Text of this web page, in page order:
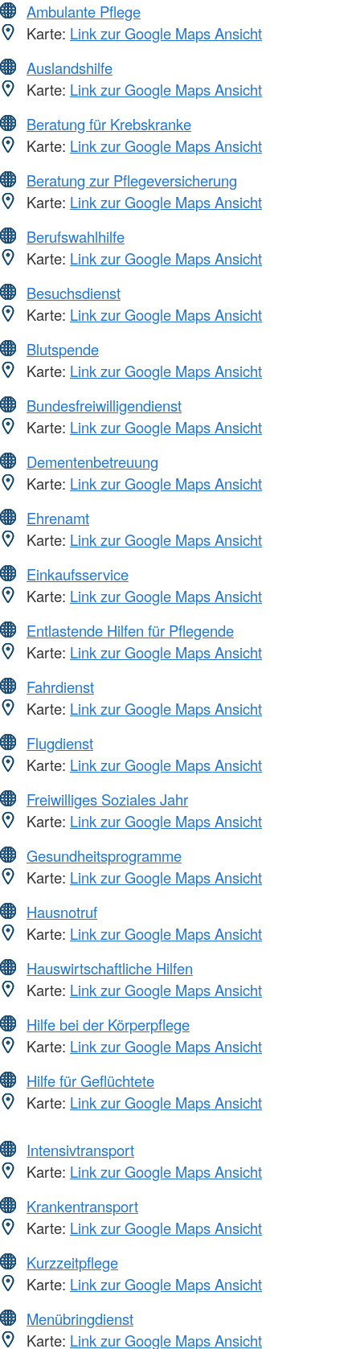
Ambulante Pflege
Karte: Link zur Google Maps Ansicht
Auslandshilfe
Karte: Link zur Google Maps Ansicht
Beratung für Krebskranke
Karte: Link zur Google Maps Ansicht
Beratung zur Pflegeversicherung
Karte: Link zur Google Maps Ansicht
Berufswahlhilfe
Karte: Link zur Google Maps Ansicht
Besuchsdienst
Karte: Link zur Google Maps Ansicht
Blutspende
Karte: Link zur Google Maps Ansicht
Bundesfreiwilligendienst
Karte: Link zur Google Maps Ansicht
Dementenbetreuung
Karte: Link zur Google Maps Ansicht
Ehrenamt
Karte: Link zur Google Maps Ansicht
Einkaufsservice
Karte: Link zur Google Maps Ansicht
Entlastende Hilfen für Pflegende
Karte: Link zur Google Maps Ansicht
Fahrdienst
Karte: Link zur Google Maps Ansicht
Flugdienst
Karte: Link zur Google Maps Ansicht
Freiwilliges Soziales Jahr
Karte: Link zur Google Maps Ansicht
Gesundheitsprogramme
Karte: Link zur Google Maps Ansicht
Hausnotruf
Karte: Link zur Google Maps Ansicht
Hauswirtschaftliche Hilfen
Karte: Link zur Google Maps Ansicht
Hilfe bei der Körperpflege
Karte: Link zur Google Maps Ansicht
Hilfe für Geflüchtete
Karte: Link zur Google Maps Ansicht
Intensivtransport
Karte: Link zur Google Maps Ansicht
Krankentransport
Karte: Link zur Google Maps Ansicht
Kurzzeitpflege
Karte: Link zur Google Maps Ansicht
Menübringdienst
Karte: Link zur Google Maps Ansicht